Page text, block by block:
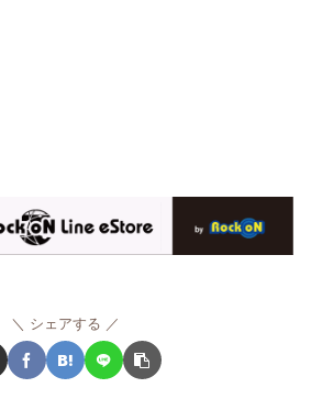
シェアする